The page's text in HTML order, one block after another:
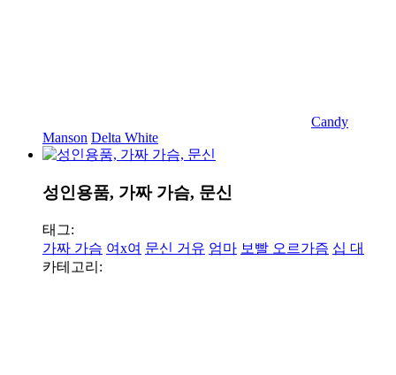
Candy
Manson Delta White
성인용품, 가짜 가슴, 문신
태그:
가짜 가슴 여x여 문신 거유 엄마 보빨 오르가즘 십 대
카테고리: